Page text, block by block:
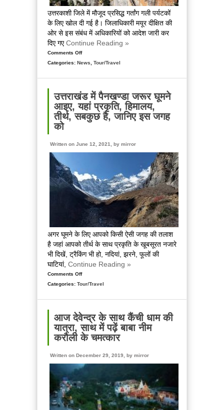
उत्तरकाशी जिले में मौजूद प्रसिद्ध गर्तांग गली पर्यटकों
के लिए खोल दी गई है। जिलाधिकारी मयूर दीक्षित की
ओर से इस संबंध में अधिकारियों को आदेश जारी कर
दिए गएContinue Reading »
Comments Offon
Uttarakhand
लिए
खुली
ऐतिहासिक
गर्तांग
एक
बार
सिर्फ
10
लोग
सकेंगे
Categories: News Tour/Travel
उत्तराखंड में पैनखण्डा जरूर घूमने
आइए, यहां प्रकृति, हिमालय,
तीर्थ, सबकुछ है, जानिए इस जगह
को
Written on June 12, 2021, by mirror
अगर घूमने के लिए आपको किसी ऐसी जगह की तलाश
है जहां आपको तीर्थ के साथ प्रकृति के खूबसूरत नजारे
भी दिखें, ट्रैकिंग भी हो, नदियां, झरने, फूलों की
घाटियां, Continue Reading »
Comments Offon
उत्तराखंड
जरूर
घूमने
आइए,
प्रकृति,
हिमालय,
सबकुछ
है,
जानिए
Categories: Tour/Travel
आज देवेन्द्र के साथ कैंची धाम की
यात्रा, साथ में पढ़ें बाबा नीम
करौली के चमत्कार
Written on December 29, 2019, by mirror